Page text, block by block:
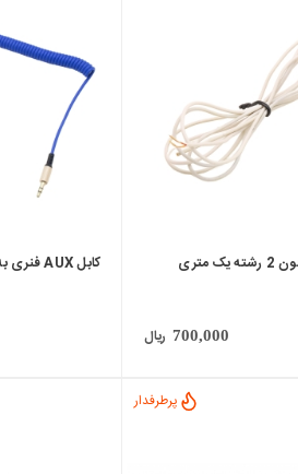
متری
700,000 ریال
کابل AUX فنری به طول 1.5 متر
پرطرفدار